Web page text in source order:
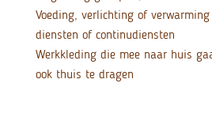
Voeding, verlichting of
diensten of continudiensten
Werkkleding die mee naar huis
ook thuis te dragen